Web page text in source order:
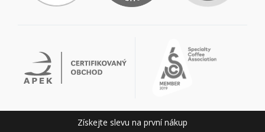
Získejte slevu na první nákup